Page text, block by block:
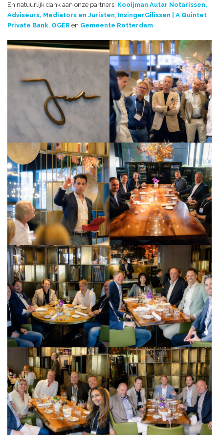
En natuurlijk dank aan onze partners: Kooijman Autar Notarissen,
Adviseurs, Mediators en Juristen InsingerGilissen | A Quintet
Private Bank OGÉR en Gemeente Rotterdam